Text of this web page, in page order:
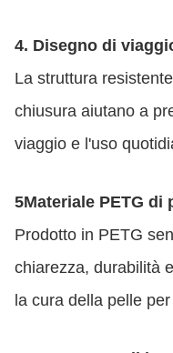
4. Disegno di
La struttura
chiusura aiutano a
viaggio e l'uso
5Materiale PETG di
Prodotto in PETG
chiarezza, durabilità
la cura della pelle